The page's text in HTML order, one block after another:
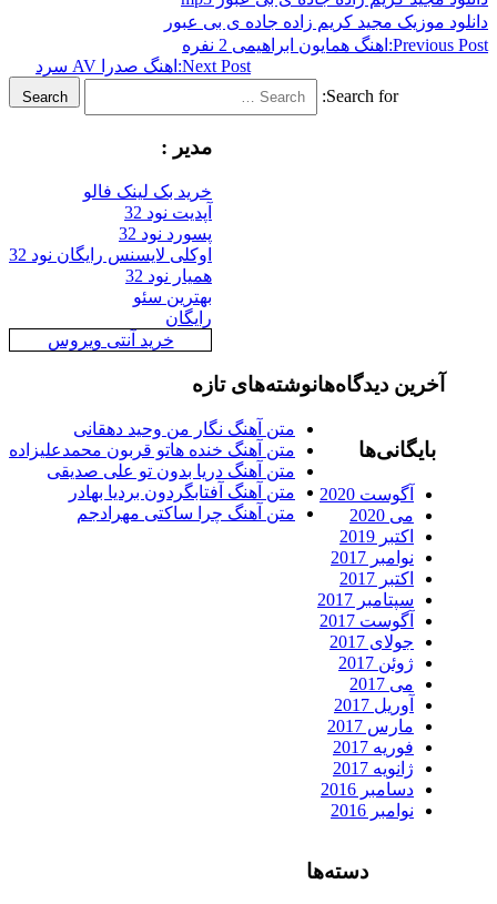
دانلود موزیک مجید کریم زاده جاده ی بی عبور
Previous Post: اهنگ همایون ابراهیمی 2 نفره
Next Post: اهنگ صدرا AV سرد
Search for:
Search
مدیر :
خرید بک لینک فالو
آپدیت نود 32
پسورد نود 32
اوکلی لایسنس رایگان نود 32
همیار نود 32
بهترین سئو
رایگان
خرید آنتی ویروس
نوشته‌های تازه
متن آهنگ نگار من وحید دهقانی
متن آهنگ خنده هاتو قربون محمدعلیزاده
متن آهنگ دریا بدون تو علی صدیقی
متن آهنگ آفتابگردون بردیا بهادر
متن آهنگ چرا ساکتی مهرادجم
آخرین دیدگاه‌ها
بایگانی‌ها
آگوست 2020
می 2020
اکتبر 2019
نوامبر 2017
اکتبر 2017
سپتامبر 2017
آگوست 2017
جولای 2017
ژوئن 2017
می 2017
آوریل 2017
مارس 2017
فوریه 2017
ژانویه 2017
دسامبر 2016
نوامبر 2016
دسته‌ها